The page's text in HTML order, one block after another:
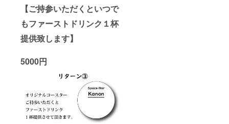
【ご持参いただくといつで
もファーストドリンク１杯
提供致します】
5000円